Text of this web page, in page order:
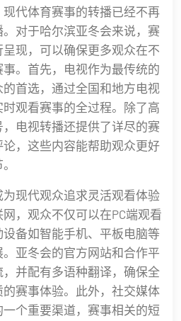
代体育赛事的转播已经不再
对于哈尔滨亚冬会来说，赛
现，可以确保更多观众在不
。首先，电视作为最传统的
首选，通过全国和地方电视
观看赛事的全过程。除了高
电视转播还提供了详尽的赛
，这些内容能帮助观众更好
现代观众追求灵活观看体验
，观众不仅可以在PC端观看
备如智能手机、平板电脑等
亚冬会的官方网站和合作平
并配有多语种翻译，确保全
赛事体验。此外，社交媒体
个重要渠道，赛事相关的短